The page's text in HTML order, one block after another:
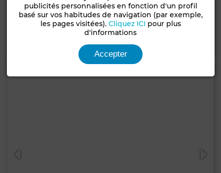
70 m² 2 Ch. 1 Sdb.
publicités personnalisées en fonction d'un profil
basé sur vos habitudes de navigation (par exemple,
les pages visitées). Cliquez ICI pour plus
d'informations
Accepter